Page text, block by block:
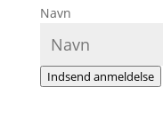
Navn
Indsend anmeldelse